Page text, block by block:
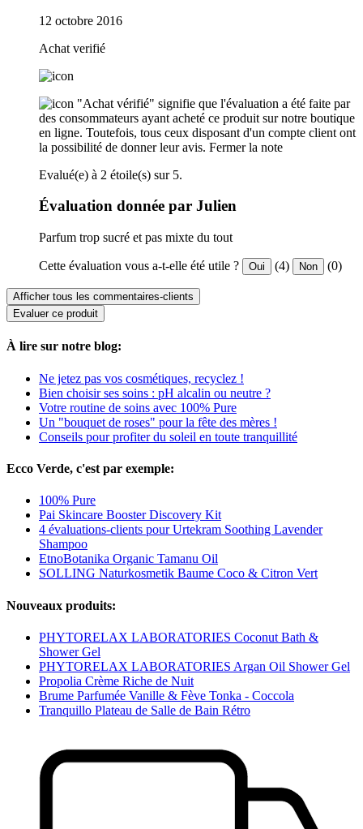
12 octobre 2016
Achat verifié
"Achat vérifié" signifie que l'évaluation a été faite par
des consommateurs ayant acheté ce produit sur notre boutique
en ligne. Toutefois, tous ceux disposant d'un compte client ont
la possibilité de donner leur avis. Fermer la note
Evalué(e) à 2 étoile(s) sur 5.
Évaluation donnée par Julien
Parfum trop sucré et pas mixte du tout
Cette évaluation vous a-t-elle été utile ? Oui (4) Non (0)
Afficher tous les commentaires-clients
Evaluer ce produit
À lire sur notre blog:
Ne jetez pas vos cosmétiques, recyclez !
Bien choisir ses soins : pH alcalin ou neutre ?
Votre routine de soins avec 100% Pure
Un "bouquet de roses" pour la fête des mères !
Conseils pour profiter du soleil en toute tranquillité
Ecco Verde, c'est par exemple:
100% Pure
Pai Skincare Booster Discovery Kit
4 évaluations-clients pour Urtekram Soothing Lavender
Shampoo
EtnoBotanika Organic Tamanu Oil
SOLLING Naturkosmetik Baume Coco & Citron Vert
Nouveaux produits:
PHYTORELAX LABORATORIES Coconut Bath &
Shower Gel
PHYTORELAX LABORATORIES Argan Oil Shower Gel
Propolia Crème Riche de Nuit
Brume Parfumée Vanille & Fève Tonka - Coccola
Tranquillo Plateau de Salle de Bain Rétro